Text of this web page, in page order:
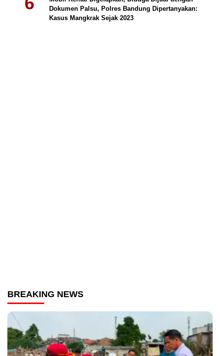
Dokumen Palsu, Polres Bandung Dipertanyakan:
Kasus Mangkrak Sejak 2023
BREAKING NEWS